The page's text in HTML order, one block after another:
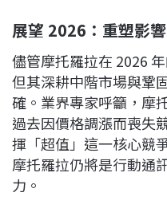
展望 2026：重塑影
儘管摩托羅拉在 2026
但其深耕中階市場與鞏
確。業界專家呼籲，摩
過去因價格調漲而喪失
揮「超值」這一核心競
摩托羅拉仍將是行動通
力。